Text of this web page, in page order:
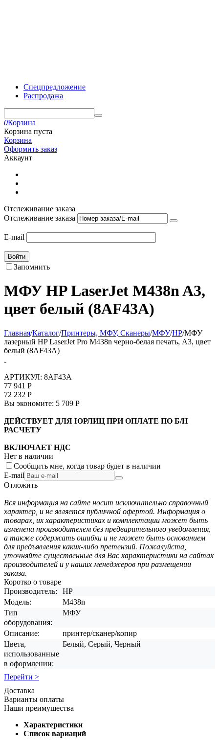
Спецпредложение
Распродажа
0Корзина
Корзина пуста
Корзина
Оформить заказ
Аккаунт
Отслеживание заказа
Отслеживание заказа
E-mail
Войти
Запомнить
МФУ HP LaserJet M438n A3,
цвет белый (8AF43A)
Главная/Каталог/Принтеры, МФУ, Сканеры/МФУ/HP/МФУ
лазерный HP LaserJet Pro M438n черно-белая печать, A3, цвет
белый (8AF43A)
АРТИКУЛ: 8AF43A
77 941 Р
72 232 Р
Вы экономите: 5 709 Р
ДЕЙСТВУЕТ ДЛЯ ЮРЛИЦ ПРИ ОПЛАТЕ ПО Б/Н
РАСЧЕТУ
ВКЛЮЧАЕТ НДС
Нет в наличии
Сообщить мне, когда товар будет в наличии
E-mail
Отложить
Вся информация на сайте носит исключительно справочный
характер, и не является публичной офертой. Информация о
товарах, их характеристиках и комплектации может быть
изменена производителем без предварительного уведомления,
а также содержать ошибки и не может быть основанием
для предъявления каких-либо претензий. Пожалуйста,
уточняйте существенные для Вас характеристики на сайтах
производителей и у наших менеджеров при размещении
заказа.
Коротко о товаре
Производитель:
HP
Модель:
M438n
Тип
оборудования:
МФУ
Описание:
принтер/сканер/копир
Цвета,
использованные
в оформлении:
Белый, Серый, Черный
Перейти >
Доставка
Варианты оплаты
Наши преимущества
Характеристики
Список вариаций